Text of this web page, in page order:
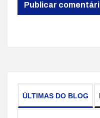
ÚLTIMAS DO BLOG